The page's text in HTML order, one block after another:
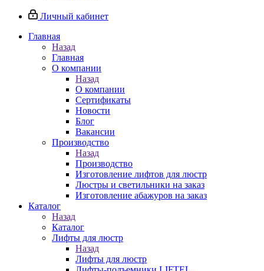
Личный кабинет
Главная
Назад
Главная
О компании
Назад
О компании
Сертификаты
Новости
Блог
Вакансии
Производство
Назад
Производство
Изготовление лифтов для люстр
Люстры и светильники на заказ
Изготовление абажуров на заказ
Каталог
Назад
Каталог
Лифты для люстр
Назад
Лифты для люстр